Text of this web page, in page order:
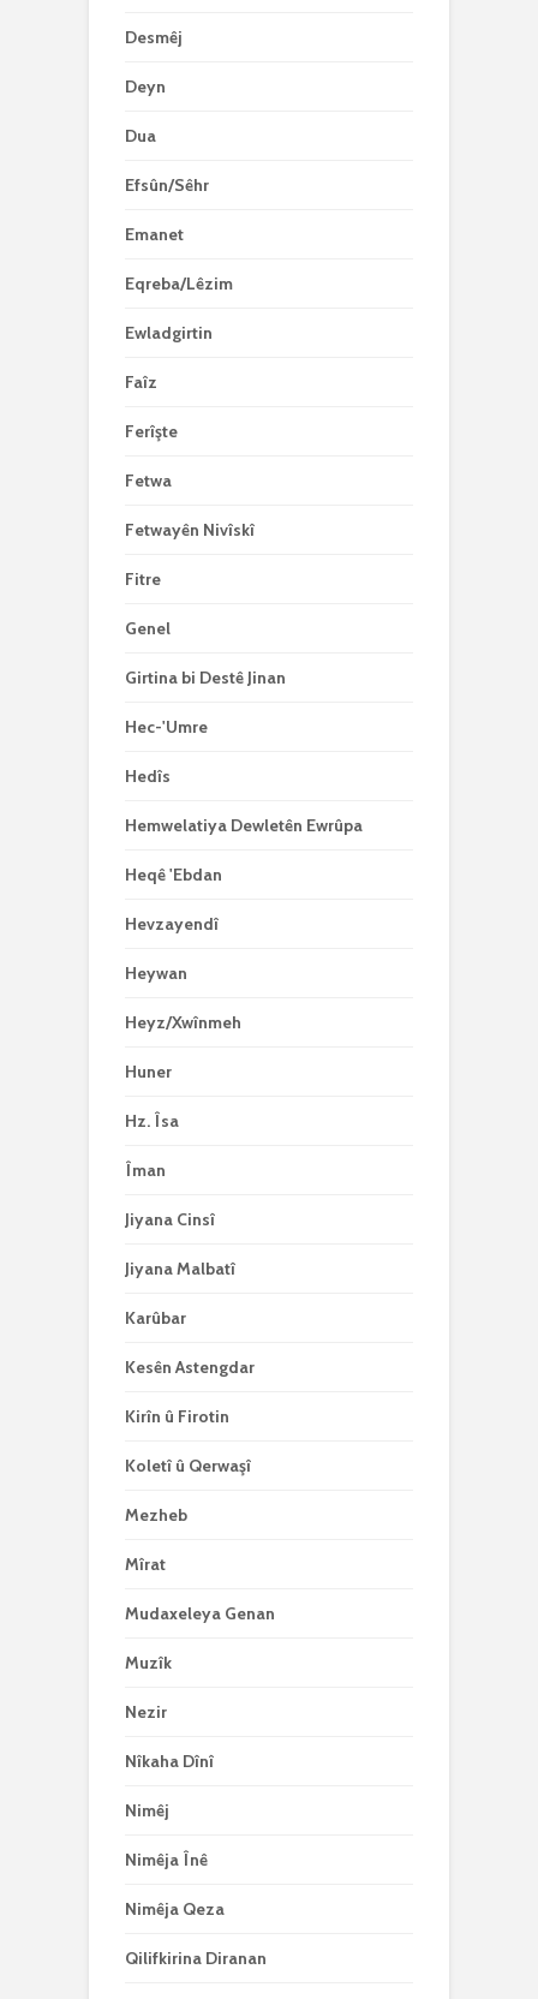
Desmêj
Deyn
Dua
Efsûn/Sêhr
Emanet
Eqreba/Lêzim
Ewladgirtin
Faîz
Ferîşte
Fetwa
Fetwayên Nivîskî
Fitre
Genel
Girtina bi Destê Jinan
Hec-'Umre
Hedîs
Hemwelatiya Dewletên Ewrûpa
Heqê 'Ebdan
Hevzayendî
Heywan
Heyz/Xwînmeh
Huner
Hz. Îsa
Îman
Jiyana Cinsî
Jiyana Malbatî
Karûbar
Kesên Astengdar
Kirîn û Firotin
Koletî û Qerwaşî
Mezheb
Mîrat
Mudaxeleya Genan
Muzîk
Nezir
Nîkaha Dînî
Nimêj
Nimêja Înê
Nimêja Qeza
Qilifkirina Diranan